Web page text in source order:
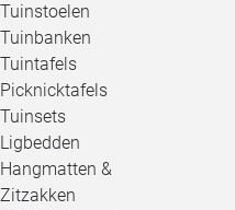
Tuinstoelen
Tuinbanken
Tuintafels
Picknicktafels
Tuinsets
Ligbedden
Hangmatten &
Zitzakken